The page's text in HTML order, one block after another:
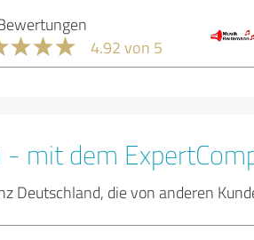
4.92 von 5
mit dem
Deutschland, die von anderen